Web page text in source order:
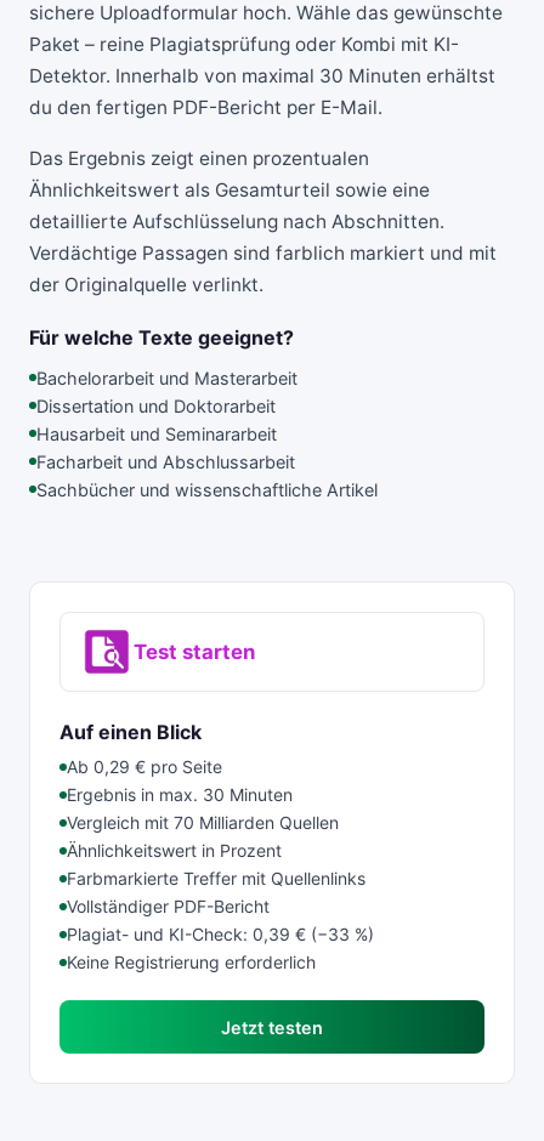
sichere Uploadformular hoch. Wähle das gewünschte
Paket – reine Plagiatsprüfung oder Kombi mit KI-
Detektor. Innerhalb von maximal 30 Minuten erhältst
du den fertigen PDF-Bericht per E-Mail.
Das Ergebnis zeigt einen prozentualen
Ähnlichkeitswert als Gesamturteil sowie eine
detaillierte Aufschlüsselung nach Abschnitten.
Verdächtige Passagen sind farblich markiert und mit
der Originalquelle verlinkt.
Für welche Texte geeignet?
Bachelorarbeit und Masterarbeit
Dissertation und Doktorarbeit
Hausarbeit und Seminararbeit
Facharbeit und Abschlussarbeit
Sachbücher und wissenschaftliche Artikel
Test starten
Auf einen Blick
Ab 0,29 € pro Seite
Ergebnis in max. 30 Minuten
Vergleich mit 70 Milliarden Quellen
Ähnlichkeitswert in Prozent
Farbmarkierte Treffer mit Quellenlinks
Vollständiger PDF-Bericht
Plagiat- und KI-Check: 0,39 € (−33 %)
Keine Registrierung erforderlich
Jetzt testen